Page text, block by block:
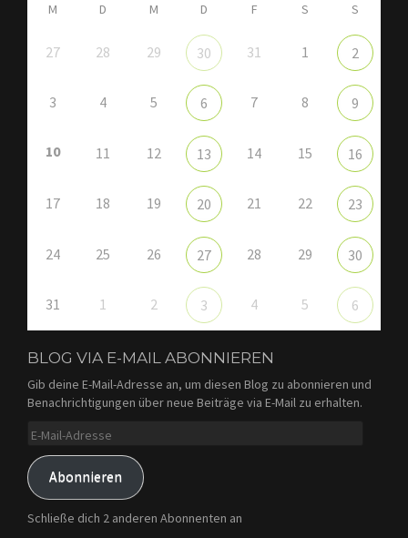
M D M D F S S
27 28 29 30 31 1 2
3 4 5 6 7 8 9
10 11 12 13 14 15 16
17 18 19 20 21 22 23
24 25 26 27 28 29 30
31 1 2 3 4 5 6
BLOG VIA E-MAIL ABONNIEREN
Gib deine E-Mail-Adresse an, um diesen Blog zu abonnieren und
Benachrichtigungen über neue Beiträge via E-Mail zu erhalten.
E-
Adresse
Abonnieren
Schließe dich 2 anderen Abonnenten an